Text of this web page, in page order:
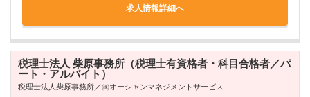
求人情報詳細へ
税理士法人 柴原事務所（税理士有資格者・科目合格者／パ
ート・アルバイト）
税理士法人柴原事務所／㈱オーシャンマネジメントサービス